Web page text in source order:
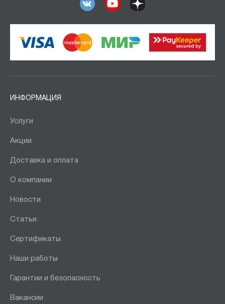
ИНФОРМАЦИЯ
Услуги
Акции
Доставка и оплата
О компании
Новости
Статьи
Сертификаты
Наши работы
Гарантии и безопасность
Вакансии